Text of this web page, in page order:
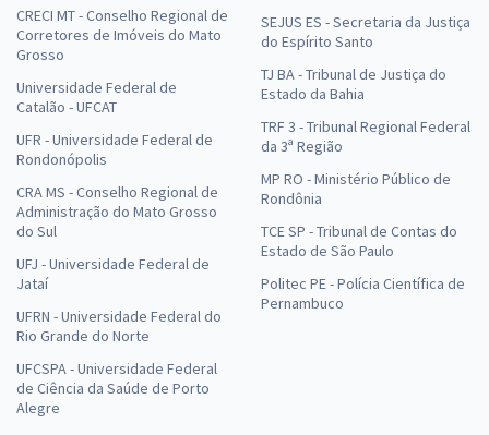
CRECI MT - Conselho Regional de
Corretores de Imóveis do Mato
Grosso
Universidade Federal de
Catalão - UFCAT
UFR - Universidade Federal de
Rondonópolis
CRA MS - Conselho Regional de
Administração do Mato Grosso
do Sul
UFJ - Universidade Federal de
Jataí
UFRN - Universidade Federal do
Rio Grande do Norte
UFCSPA - Universidade Federal
de Ciência da Saúde de Porto
Alegre
SEJUS ES - Secretaria da Justiça
do Espírito Santo
TJ BA - Tribunal de Justiça do
Estado da Bahia
TRF 3 - Tribunal Regional Federal
da 3ª Região
MP RO - Ministério Público de
Rondônia
TCE SP - Tribunal de Contas do
Estado de São Paulo
Politec PE - Polícia Científica de
Pernambuco